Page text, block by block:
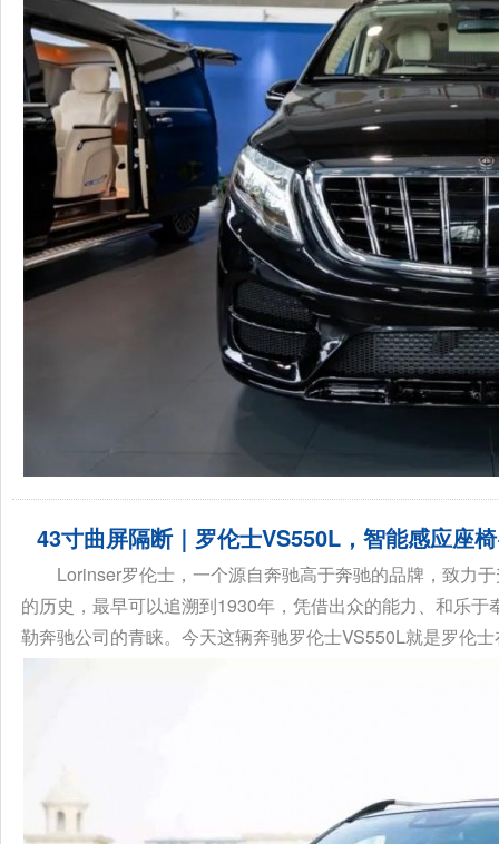
43寸曲屏隔断｜罗伦士VS550L，智能感应座
Lorinser罗伦士，一个源自奔驰高于奔驰的品牌，致力
的历史，最早可以追溯到1930年，凭借出众的能力、和乐
勒奔驰公司的青睐。今天这辆奔驰罗伦士VS550L就是罗伦